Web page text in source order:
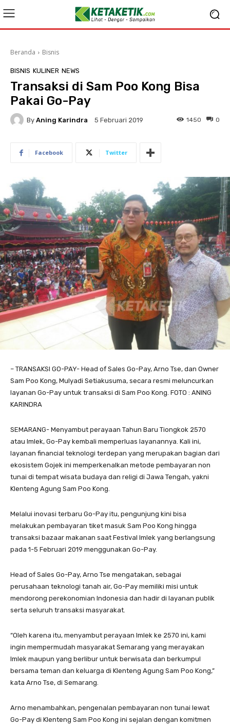
Beranda Bisnis
BISNIS KULINER NEWS
Transaksi di Sam Poo Kong Bisa
Pakai Go-Pay
By Aning Karindra 5 Februari 2019 0
1450
Facebook Twitter
– TRANSAKSI GO-PAY- Head of Sales Go-Pay, Arno Tse, dan Owner
Sam Poo Kong, Mulyadi Setiakusuma, secara resmi meluncurkan
layanan Go-Pay untuk transaksi di Sam Poo Kong. FOTO : ANING
KARINDRA
SEMARANG- Menyambut perayaan Tahun Baru Tiongkok 2570
atau Imlek, Go-Pay kembali memperluas layanannya. Kali ini,
layanan financial teknologi terdepan yang merupakan bagian dari
ekosistem Gojek ini memperkenalkan metode pembayaran non
tunai di tempat wisata budaya dan religi di Jawa Tengah, yakni
Klenteng Agung Sam Poo Kong.
Melalui inovasi terbaru Go-Pay itu, pengunjung kini bisa
melakukan pembayaran tiket masuk Sam Poo Kong hingga
transaksi bazaar makanan saat Festival Imlek yang berlangsung
pada 1-5 Februari 2019 menggunakan Go-Pay.
Head of Sales Go-Pay, Arno Tse mengatakan, sebagai
perusahaan teknologi tanah air, Go-Pay memiliki misi untuk
mendorong perekonomian Indonesia dan hadir di layanan publik
serta seluruh transaksi masyarakat.
“Oleh karena itu, menyambut perayaan Imlek ke 2570 ini, kami
ingin mempermudah masyarakat Semarang yang merayakan
Imlek maupun yang berlibur untuk berwisata dan berkumpul
bersama teman dan keluarga di Klenteng Agung Sam Poo Kong,”
kata Arno Tse, di Semarang.
Arno menambahkan, pengenalan pembayaran non tunai lewat
Go-Pay di Klenteng Sam Poo Kong ini sejalan dengan komitmen